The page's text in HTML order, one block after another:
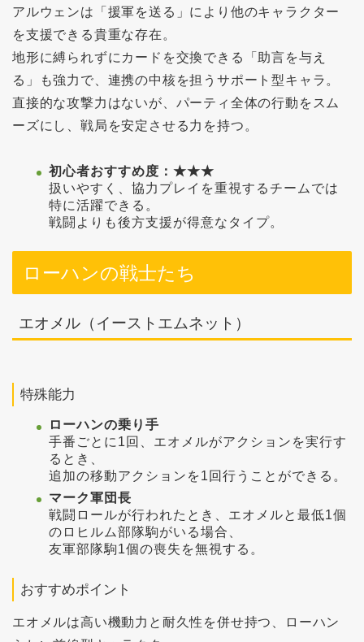
アルウェンは「援軍を送る」により他のキャラクター
を支援できる貴重な存在。
地形に縛られずにカードを交換できる「助言を与え
る」も強力で、連携の中核を担うサポート型キャラ。
直接的な攻撃力はないが、パーティ全体の行動をスム
ーズにし、戦局を安定させる力を持つ。
初心者おすすめ度：★★★
扱いやすく、協力プレイを重視するチームでは
特に活躍できる。
戦闘よりも後方支援が得意なタイプ。
ローハンの戦士たち
エオメル（イーストエムネット）
特殊能力
ローハンの乗り手
手番ごとに1回、エオメルがアクションを実行す
るとき、
追加の移動アクションを1回行うことができる。
マーク軍団長
戦闘ロールが行われたとき、エオメルと最低1個
のロヒルム部隊駒がいる場合、
友軍部隊駒1個の喪失を無視する。
おすすめポイント
エオメルは高い機動力と耐久性を併せ持つ、ローハン